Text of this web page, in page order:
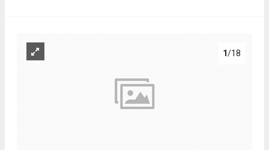
1/18